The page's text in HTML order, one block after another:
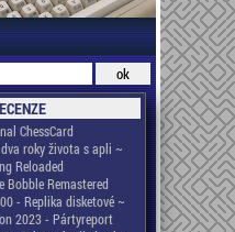
ChessCard
roky života s apli ~
Reloaded
Bobble Remastered
- Replika disketové ~
2023 - Pártyreport